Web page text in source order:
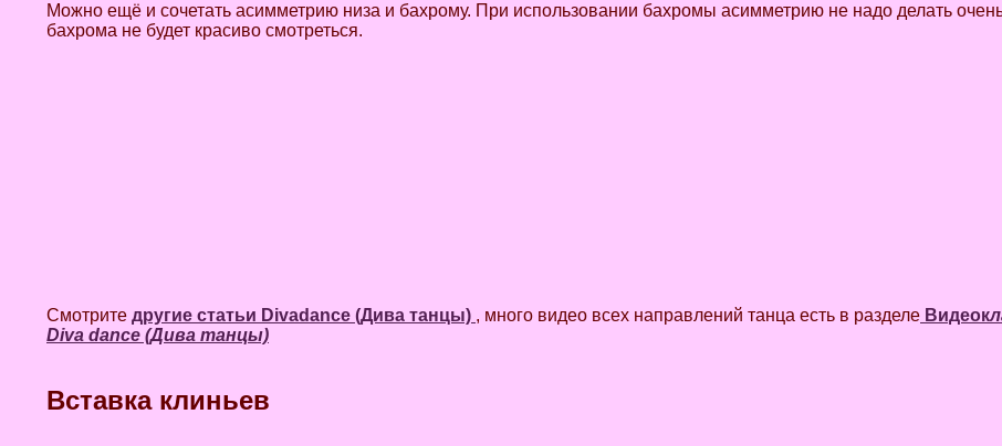
Можно ещё и сочетать асимметрию низа и бахрому. При использовании бахромы асимметрию не надо делать
бахрома не будет красиво смотреться.
Смотрите другие статьи Divadance (Дива танцы) , много видео всех направлений танца есть в разделе Видеок
Diva dance (Дива танцы)
Вставка клиньев